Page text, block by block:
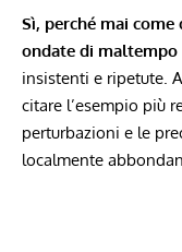
Sì, perché mai
ondate di
insistenti e ripetute.
citare l’esempio più
perturbazioni e le
localmente